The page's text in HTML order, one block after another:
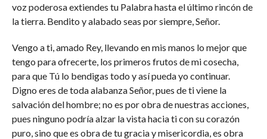
voz poderosa extiendes tu Palabra hasta el último rincón de
la tierra. Bendito y alabado seas por siempre, Señor.
Vengo a ti, amado Rey, llevando en mis manos lo mejor que
tengo para ofrecerte, los primeros frutos de mi cosecha,
para que Tú lo bendigas todo y así pueda yo continuar.
Digno eres de toda alabanza Señor, pues de ti viene la
salvación del hombre; no es por obra de nuestras acciones,
pues ninguno podría alzar la vista hacia ti con su corazón
puro, sino que es obra de tu gracia y misericordia, es obra